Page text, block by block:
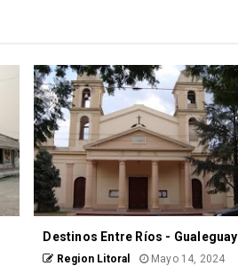
Destinos Entre Ríos - Gualeguay
Region Litoral Mayo 14, 2024